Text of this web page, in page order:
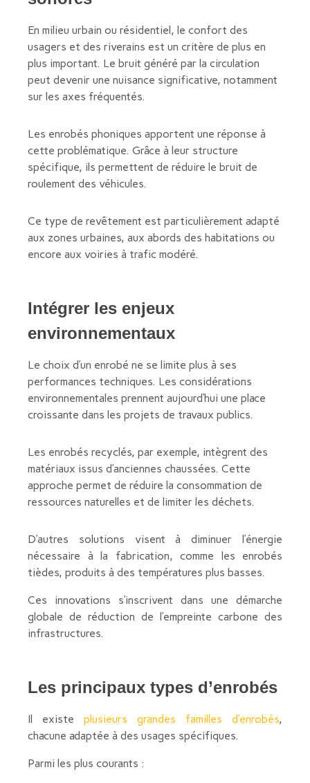
En milieu urbain ou résidentiel, le confort des
usagers et des riverains est un critère de plus en
plus important. Le bruit généré par la circulation
peut devenir une nuisance significative, notamment
sur les axes fréquentés.
Les enrobés phoniques apportent une réponse à
cette problématique. Grâce à leur structure
spécifique, ils permettent de réduire le bruit de
roulement des véhicules.
Ce type de revêtement est particulièrement adapté
aux zones urbaines, aux abords des habitations ou
encore aux voiries à trafic modéré.
Intégrer les enjeux
environnementaux
Le choix d’un enrobé ne se limite plus à ses
performances techniques. Les considérations
environnementales prennent aujourd’hui une place
croissante dans les projets de travaux publics.
Les enrobés recyclés, par exemple, intègrent des
matériaux issus d’anciennes chaussées. Cette
approche permet de réduire la consommation de
ressources naturelles et de limiter les déchets.
D’autres solutions visent à diminuer l’énergie
nécessaire à la fabrication, comme les enrobés
tièdes, produits à des températures plus basses.
Ces innovations s’inscrivent dans une démarche
globale de réduction de l’empreinte carbone des
infrastructures.
Les principaux types d’enrobés
Il existe plusieurs grandes familles d’enrobés,
chacune adaptée à des usages spécifiques.
Parmi les plus courants :